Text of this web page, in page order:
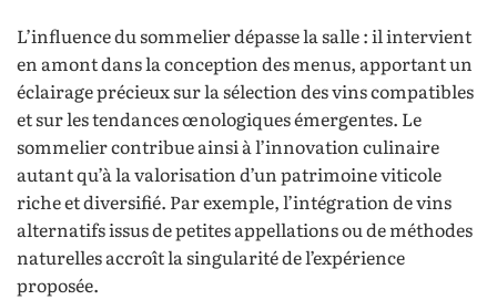
L’influence du sommelier dépasse la salle : il intervient
en amont dans la conception des menus, apportant un
éclairage précieux sur la sélection des vins compatibles
et sur les tendances œnologiques émergentes. Le
sommelier contribue ainsi à l’innovation culinaire
autant qu’à la valorisation d’un patrimoine viticole
riche et diversifié. Par exemple, l’intégration de vins
alternatifs issus de petites appellations ou de méthodes
naturelles accroît la singularité de l’expérience
proposée.